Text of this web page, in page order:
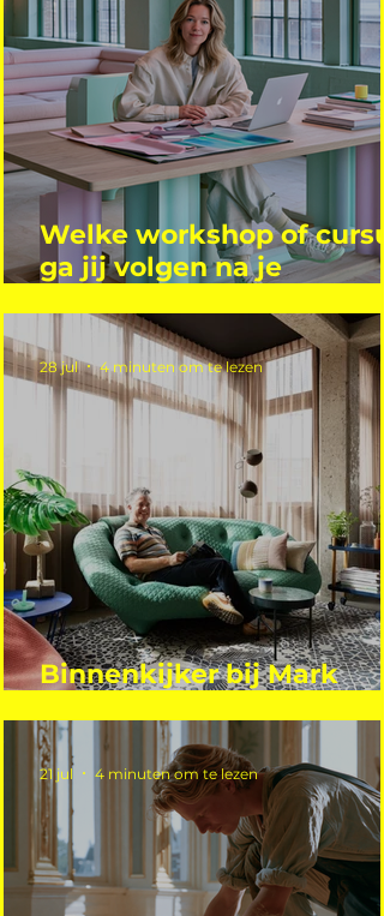
Welke workshop of
ga jij volgen na je
Binnenkijker bij Mark
28 jul 4 minuten om te lezen
21 jul 4 minuten om te lezen